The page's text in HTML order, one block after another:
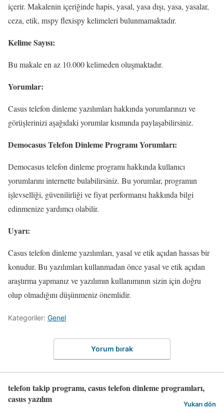
içerir. Makalenin içeriğinde hapis, yasal, yasa dışı, yasa, yasalar,
ceza, etik, mspy flexispy kelimeleri bulunmamaktadır.
Kelime Sayısı:
Bu makale en az 10.000 kelimeden oluşmaktadır.
Yorumlar:
Casus telefon dinleme yazılımları hakkında yorumlarınızı ve
görüşlerinizi aşağıdaki yorumlar kısmında paylaşabilirsiniz.
Democasus Telefon Dinleme Programı Yorumları:
Democasus telefon dinleme programı hakkında kullanıcı
yorumlarını internette bulabilirsiniz. Bu yorumlar, programın
işlevselliği, güvenilirliği ve fiyat performansı hakkında bilgi
edinmenize yardımcı olabilir.
Uyarı:
Casus telefon dinleme yazılımları, yasal ve etik açıdan hassas bir
konudur. Bu yazılımları kullanmadan önce yasal ve etik açıdan
araştırma yapmanız ve yazılımın kullanımının sizin için doğru
olup olmadığını düşünmeniz önemlidir.
Kategoriler: Genel
Yorum bırak
telefon takip programı, casus telefon dinleme programları,
casus yazılım
Yukarı dön